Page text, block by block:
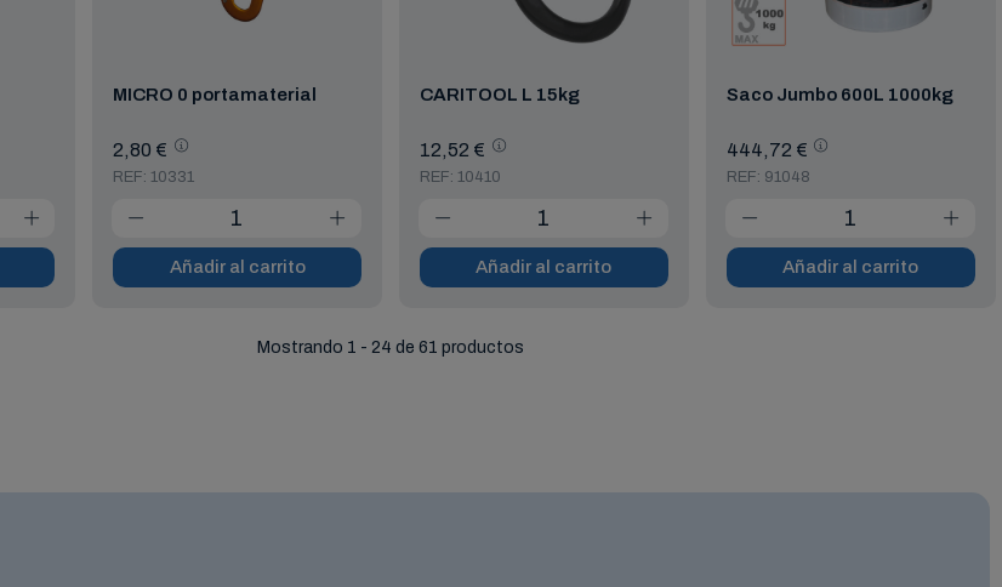
MICRO 0 portamaterial
2,80 €
REF: 10331
Añadir al carrito
CARITOOL L 15kg
12,52 €
REF: 10410
Añadir al carrito
Saco Jumbo 600L 1000kg
444,72 €
REF: 91048
Añadir al carrito
Mostrando 1 - 24 de 61 productos